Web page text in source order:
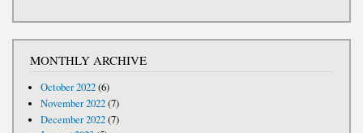
MONTHLY ARCHIVE
October 2022(6)
November 2022(7)
December 2022(7)